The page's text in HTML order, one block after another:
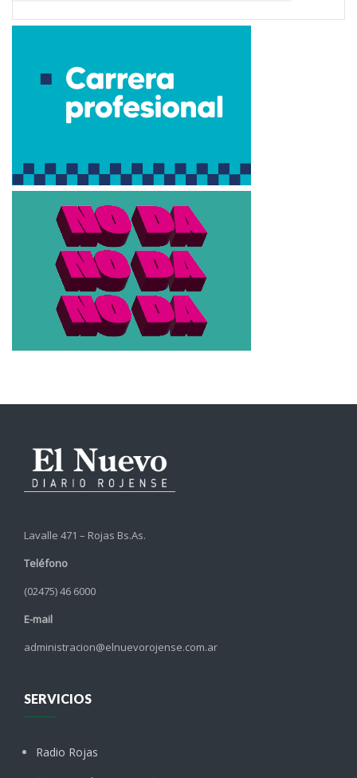
Lavalle 471 – Rojas Bs.As.
Teléfono
(02475) 46 6000
E-mail
administracion@elnuevorojense.com.ar
SERVICIOS
Radio Rojas